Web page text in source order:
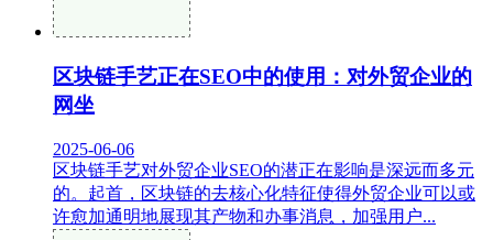
区块链手艺正在SEO中的使用：对外贸企业的
网坐
2025-06-06
区块链手艺对外贸企业SEO的潜正在影响是深远而多元
的。起首，区块链的去核心化特征使得外贸企业可以或
许愈加通明地展现其产物和办事消息，加强用户...